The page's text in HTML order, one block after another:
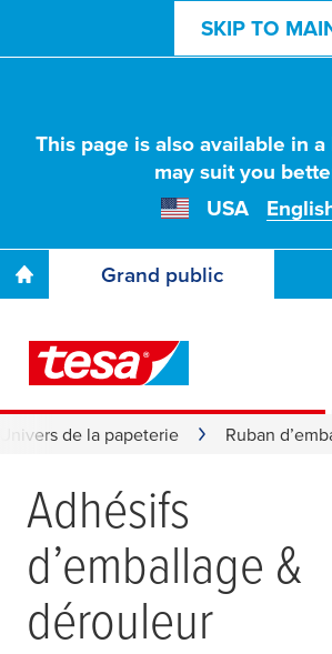
SKIP TO
This page is also available in
may suit you
USA
Grand public
Univers de la papeterie Ruban
Adhésifs
d’emballage &
dérouleur